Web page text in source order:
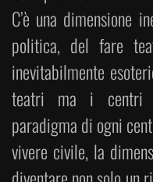
C’è una dimensione
politica, del fare
inevitabilmente
teatri ma i centri
paradigma di ogni
vivere civile, la